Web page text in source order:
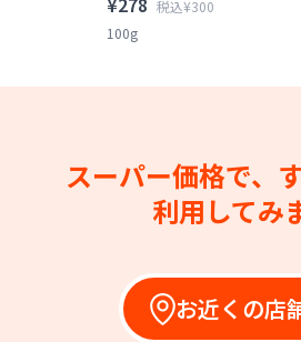
税込¥300
100g
スーパー価格で、
利用してみ
お近くの店